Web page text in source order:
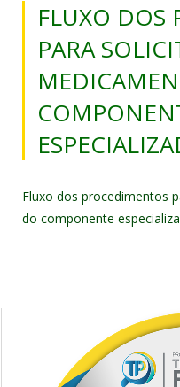
FLUXO DOS
PARA
Fluxo dos procedimentos
do componente